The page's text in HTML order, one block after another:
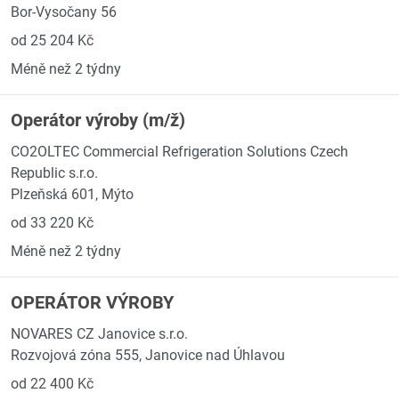
Bor-Vysočany 56
od 25 204 Kč
Méně než 2 týdny
Operátor výroby (m/ž)
CO2OLTEC Commercial Refrigeration Solutions Czech
Republic s.r.o.
Plzeňská 601, Mýto
od 33 220 Kč
Méně než 2 týdny
OPERÁTOR VÝROBY
NOVARES CZ Janovice s.r.o.
Rozvojová zóna 555, Janovice nad Úhlavou
od 22 400 Kč